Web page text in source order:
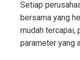
Setiap
bersama yang
mudah tercapai,
parameter yang